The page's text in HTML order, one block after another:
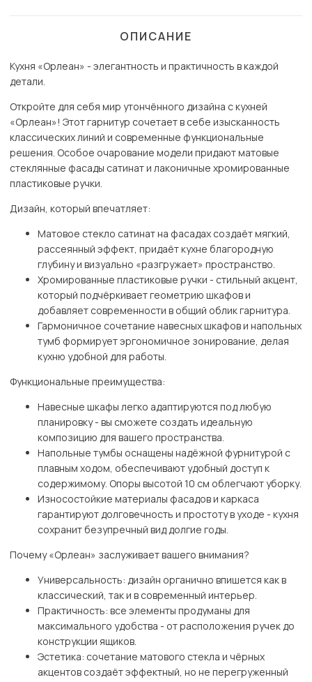
ОПИСАНИЕ
Кухня «Орлеан» - элегантность и практичность в каждой
детали.
Откройте для себя мир утончённого дизайна с кухней
«Орлеан»! Этот гарнитур сочетает в себе изысканность
классических линий и современные функциональные
решения. Особое очарование модели придают матовые
стеклянные фасады сатинат и лаконичные хромированные
пластиковые ручки.
Дизайн, который впечатляет:
Матовое стекло сатинат на фасадах создаёт мягкий,
рассеянный эффект, придаёт кухне благородную
глубину и визуально «разгружает» пространство.
Хромированные пластиковые ручки - стильный акцент,
который подчёркивает геометрию шкафов и
добавляет современности в общий облик гарнитура.
Гармоничное сочетание навесных шкафов и напольных
тумб формирует эргономичное зонирование, делая
кухню удобной для работы.
Функциональные преимущества:
Навесные шкафы легко адаптируются под любую
планировку - вы сможете создать идеальную
композицию для вашего пространства.
Напольные тумбы оснащены надёжной фурнитурой с
плавным ходом, обеспечивают удобный доступ к
содержимому. Опоры высотой 10 см облегчают уборку.
Износостойкие материалы фасадов и каркаса
гарантируют долговечность и простоту в уходе - кухня
сохранит безупречный вид долгие годы.
Почему «Орлеан» заслуживает вашего внимания?
Универсальность: дизайн органично впишется как в
классический, так и в современный интерьер.
Практичность: все элементы продуманы для
максимального удобства - от расположения ручек до
конструкции ящиков.
Эстетика: сочетание матового стекла и чёрных
акцентов создаёт эффектный, но не перегруженный